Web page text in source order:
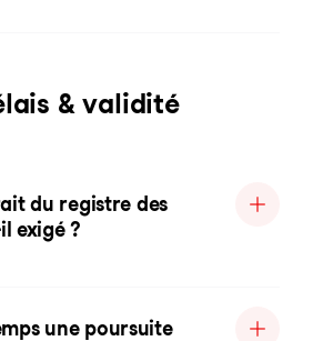
& validité
du registre des
exigé ?
une poursuite